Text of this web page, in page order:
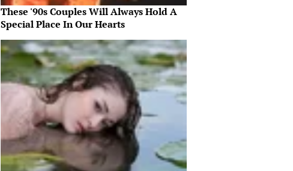
These '90s Couples Will Always Hold A
Special Place In Our Hearts